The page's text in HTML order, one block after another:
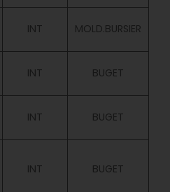
INT MOLD.BURSIER
INT BUGET
INT BUGET
INT BUGET